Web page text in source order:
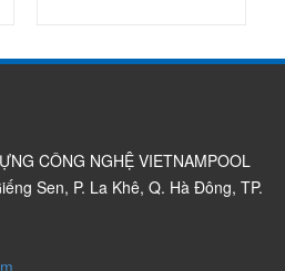
CÔNG NGHỆ VIETNAMPOOL
Sen, P. La Khê, Q. Hà Đông, TP.